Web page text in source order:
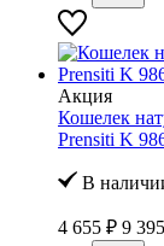
Акция
Кошелек
Prensiti K
В
4 655 ₽ 9